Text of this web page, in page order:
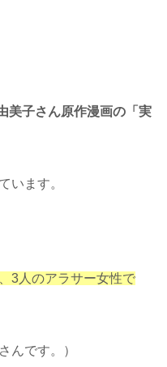
美子さん原作漫画の「実
います。
3人のアラサー女性で
んです。）